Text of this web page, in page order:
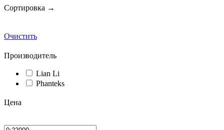
Сортировка →
Очистить
Производитель
Lian Li
Phanteks
Цена